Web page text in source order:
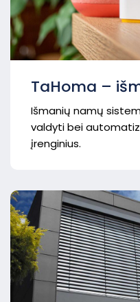
TaHoma –
Išmanių namų
valdyti bei
įrenginius.